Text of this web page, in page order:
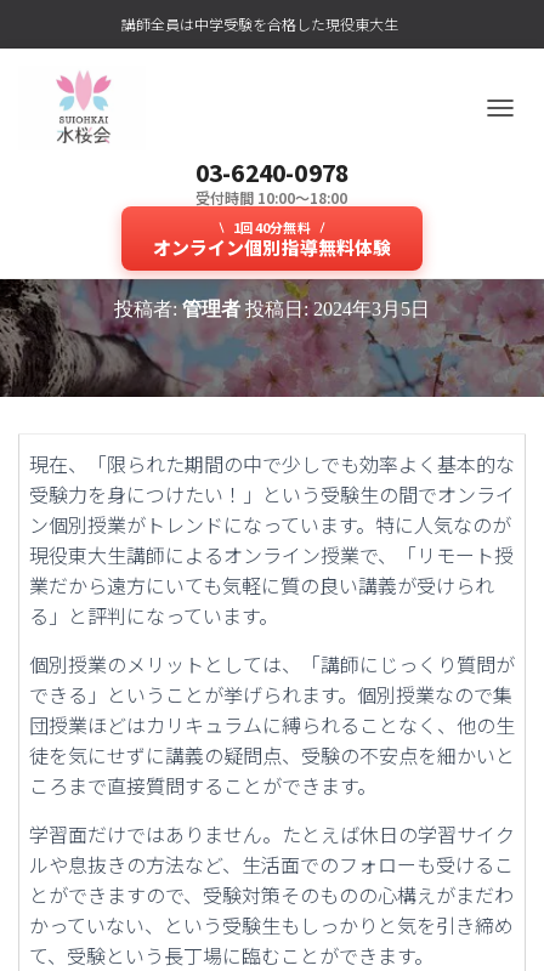
講師全員は中学受験を合格した現役東大生
03-6240-0978
受付時間 10:00～18:00
1回40分無料
オンライン個別指導無料体験
を
切
り
替
え
オンライン個別授業だから東大生
講師にじっくり質問ができる！
投稿者:管理者 投稿日: 2024年3月5日
現在、「限られた期間の中で少しでも効率よく基本的な
受験力を身につけたい！」という受験生の間でオンライ
ン個別授業がトレンドになっています。特に人気なのが
現役東大生講師によるオンライン授業で、「リモート授
業だから遠方にいても気軽に質の良い講義が受けられ
る」と評判になっています。
個別授業のメリットとしては、「講師にじっくり質問が
できる」ということが挙げられます。個別授業なので集
団授業ほどはカリキュラムに縛られることなく、他の生
徒を気にせずに講義の疑問点、受験の不安点を細かいと
ころまで直接質問することができます。
学習面だけではありません。たとえば休日の学習サイク
ルや息抜きの方法など、生活面でのフォローも受けるこ
とができますので、受験対策そのものの心構えがまだわ
かっていない、という受験生もしっかりと気を引き締め
て、受験という長丁場に臨むことができます。